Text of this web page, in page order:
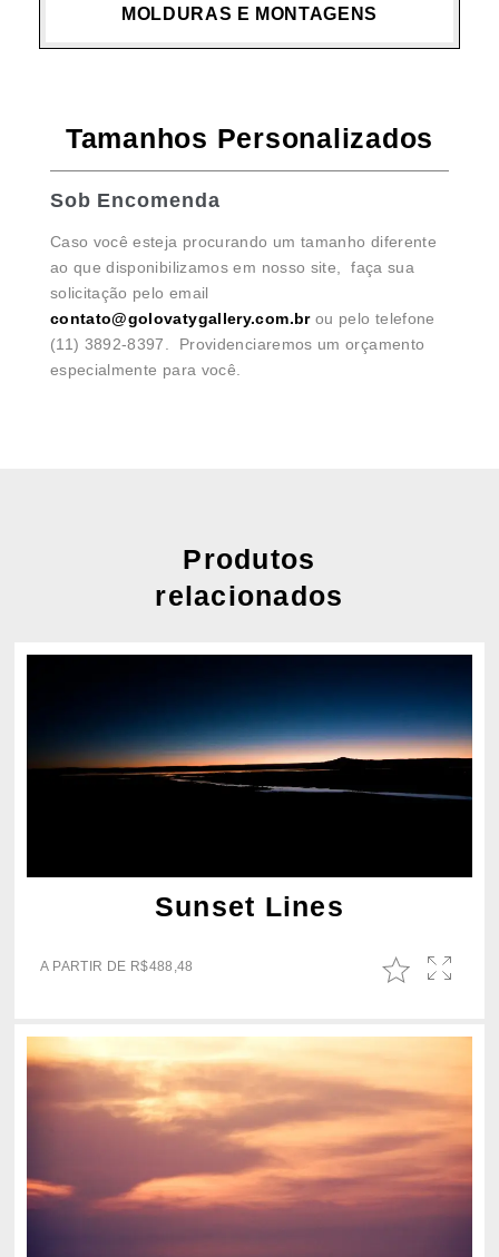
MOLDURAS E MONTAGENS
Tamanhos Personalizados
Sob Encomenda
Caso você esteja procurando um tamanho diferente
ao que disponibilizamos em nosso site, faça sua
solicitação pelo email
contato@golovatygallery.com.brou pelo telefone
(11) 3892-8397. Providenciaremos um orçamento
especialmente para você.
Produtos
relacionados
Sunset Lines
A PARTIR DE R$488,48